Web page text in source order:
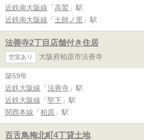
近鉄南大阪線 「 高鷲 」駅
近鉄南大阪線 「 土師ノ里 」駅
法善寺2丁目店舗付き住居
空室あり 大阪府柏原市法善寺
築59年
近鉄大阪線 「 法善寺 」駅
近鉄大阪線 「 堅下 」駅
関西本線 「 柏原 」駅
百舌鳥梅北町4丁貸土地